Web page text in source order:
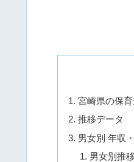
宮崎県の保
推移データ
男女別 年収
男女別推